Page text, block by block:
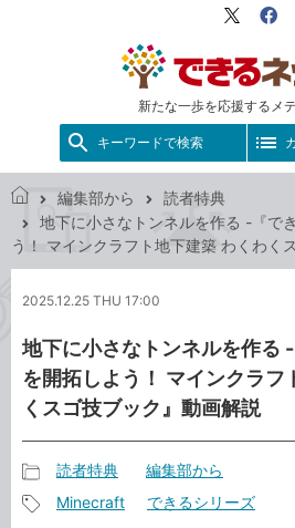
新たな一歩を応援するメ
X（旧
キーワードで検索
で
き
ッ
編集部から
読者特典
地下に小さなトンネルを作る -『で
う！ マインクラフト地下建築 わくわく
2025.12.25 THU 17:00
地下に小さなトンネルを作る
を開拓しよう！ マインクラフ
くスゴ技ブック』動画解説
事
読者特典 編集部から
Minecraft できるシリーズ